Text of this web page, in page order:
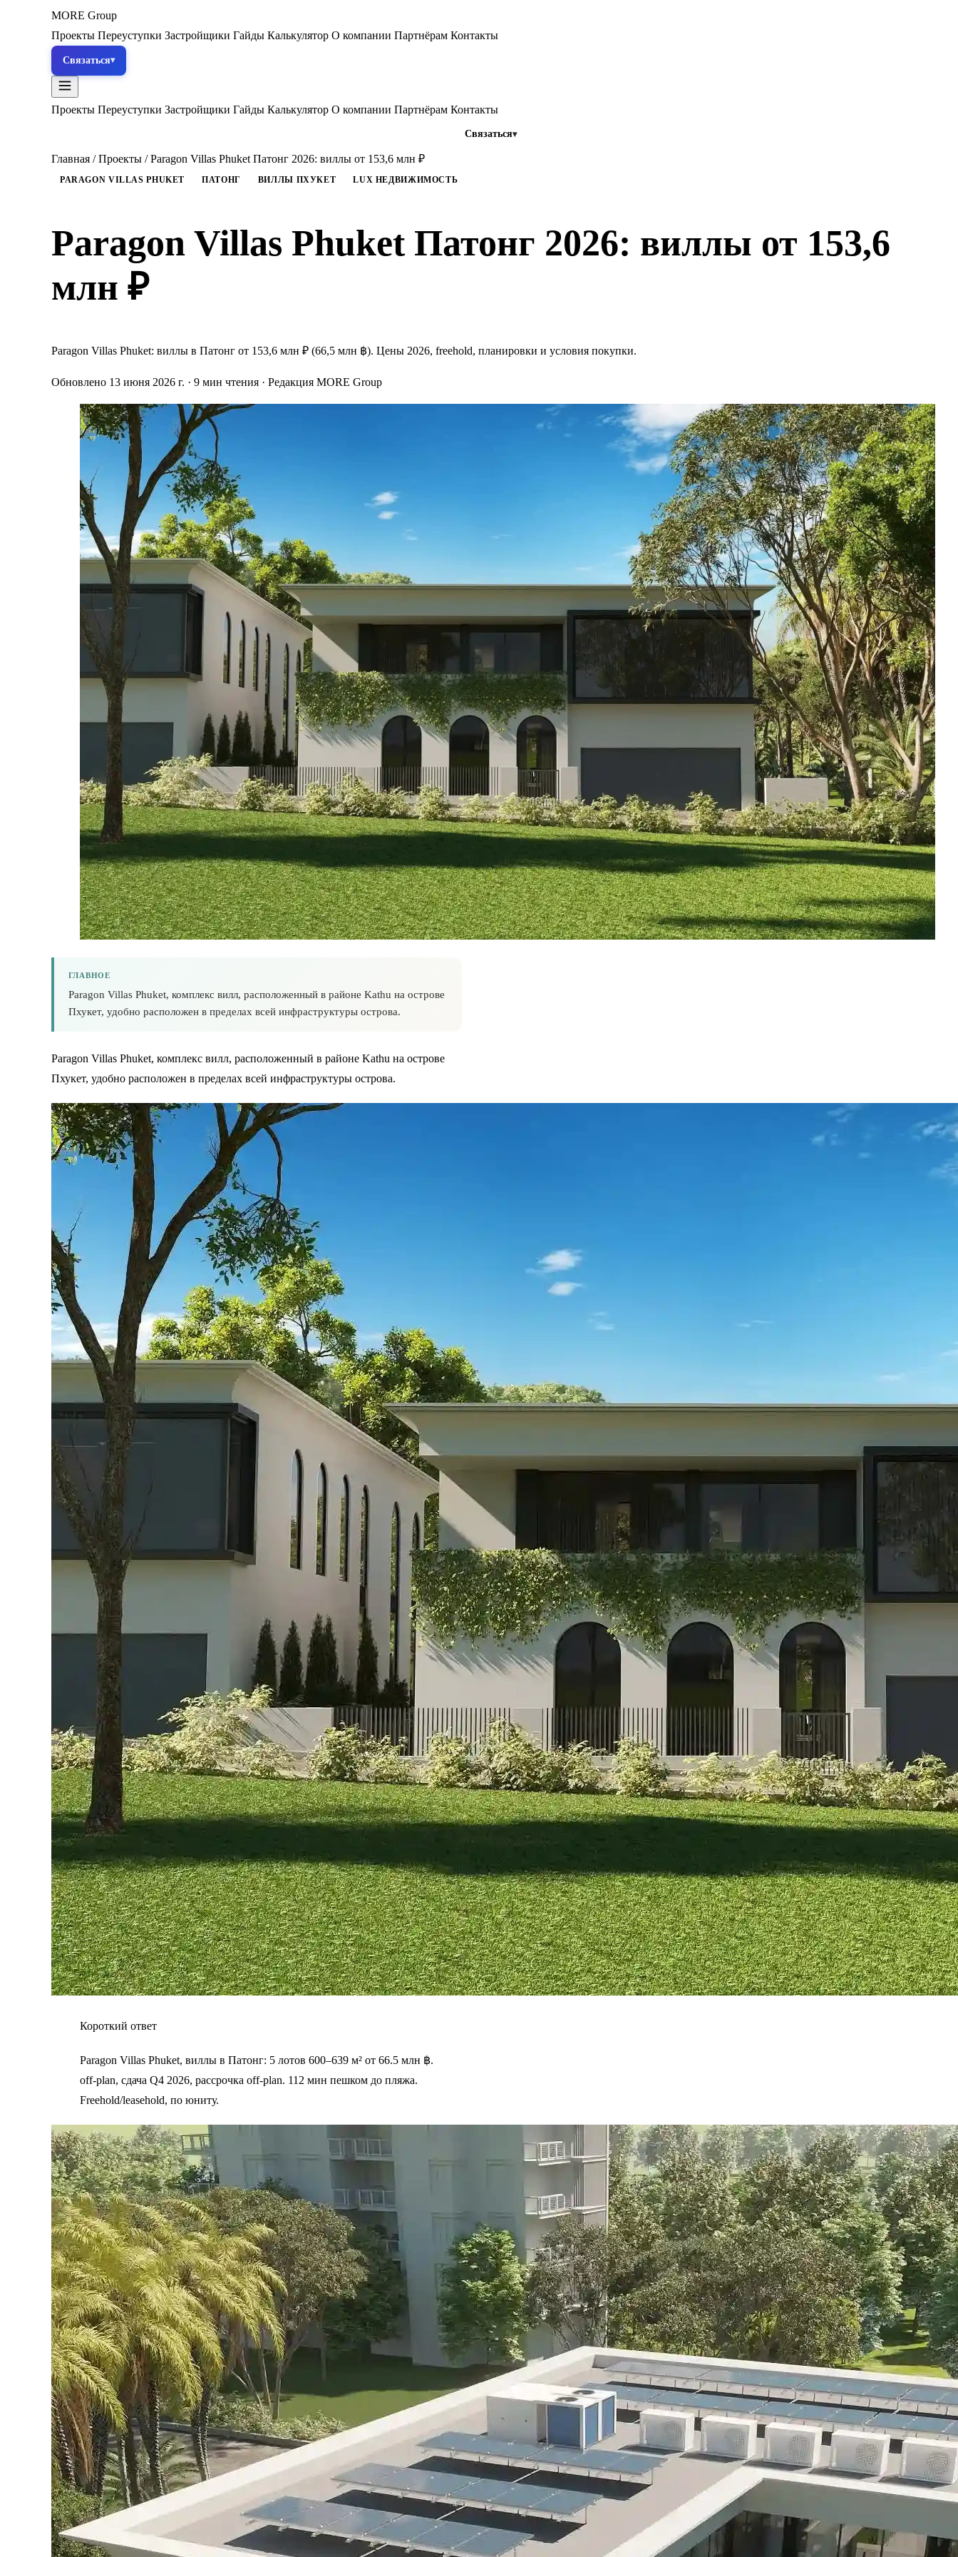
MORE Group
Проекты Переуступки Застройщики Гайды Калькулятор О компании Партнёрам Контакты
Связаться
Проекты Переуступки Застройщики Гайды Калькулятор О компании Партнёрам Контакты
Связаться
Главная / Проекты / Paragon Villas Phuket Патонг 2026: виллы от 153,6 млн ₽
PARAGON VILLAS PHUKET ПАТОНГ ВИЛЛЫ ПХУКЕТ LUX НЕДВИЖИМОСТЬ
Paragon Villas Phuket Патонг 2026: виллы от 153,6
млн ₽
Paragon Villas Phuket: виллы в Патонг от 153,6 млн ₽ (66,5 млн ฿). Цены 2026, freehold, планировки и условия покупки.
Обновлено 13 июня 2026 г. · 9 мин чтения · Редакция MORE Group
ГЛАВНОЕ
Paragon Villas Phuket, комплекс вилл, расположенный в районе Kathu на острове
Пхукет, удобно расположен в пределах всей инфраструктуры острова.
Paragon Villas Phuket, комплекс вилл, расположенный в районе Kathu на острове
Пхукет, удобно расположен в пределах всей инфраструктуры острова.
Короткий ответ
Paragon Villas Phuket, виллы в Патонг: 5 лотов 600–639 м² от 66.5 млн ฿.
off-plan, сдача Q4 2026, рассрочка off-plan. 112 мин пешком до пляжа.
Freehold/leasehold, по юниту.